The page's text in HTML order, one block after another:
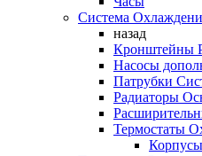
Система
назад
Кронштейны
Насосы
Патрубки
Радиаторы
Термостаты